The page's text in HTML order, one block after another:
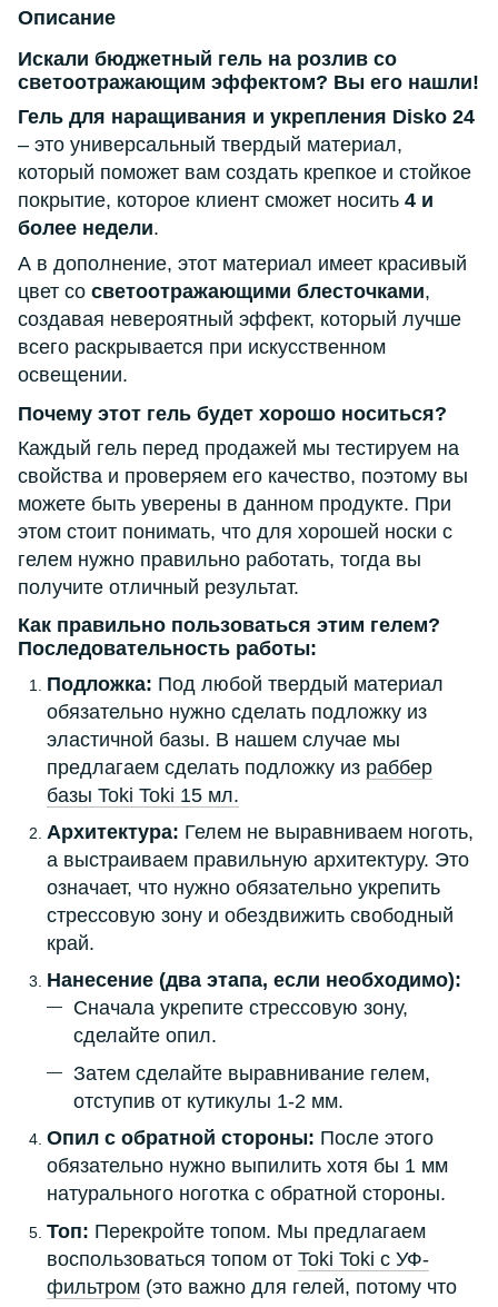
Описание
Искали бюджетный гель на розлив со
светоотражающим эффектом? Вы его нашли!
Гель для наращивания и укрепления Disko 24
– это универсальный твердый материал,
который поможет вам создать крепкое и стойкое
покрытие, которое клиент сможет носить 4 и
более недели.
А в дополнение, этот материал имеет красивый
цвет со светоотражающими блесточками,
создавая невероятный эффект, который лучше
всего раскрывается при искусственном
освещении.
Почему этот гель будет хорошо носиться?
Каждый гель перед продажей мы тестируем на
свойства и проверяем его качество, поэтому вы
можете быть уверены в данном продукте. При
этом стоит понимать, что для хорошей носки с
гелем нужно правильно работать, тогда вы
получите отличный результат.
Как правильно пользоваться этим гелем?
Последовательность работы:
Подложка: Под любой твердый материал
обязательно нужно сделать подложку из
эластичной базы. В нашем случае мы
предлагаем сделать подложку из раббер
базы Toki Toki 15 мл.
Архитектура: Гелем не выравниваем ноготь,
а выстраиваем правильную архитектуру. Это
означает, что нужно обязательно укрепить
стрессовую зону и обездвижить свободный
край.
Нанесение (два этапа, если необходимо):
Сначала укрепите стрессовую зону,
сделайте опил.
Затем сделайте выравнивание гелем,
отступив от кутикулы 1-2 мм.
Опил с обратной стороны: После этого
обязательно нужно выпилить хотя бы 1 мм
натурального ноготка с обратной стороны.
Топ: Перекройте топом. Мы предлагаем
воспользоваться топом от Toki Toki с УФ-
фильтром (это важно для гелей, потому что